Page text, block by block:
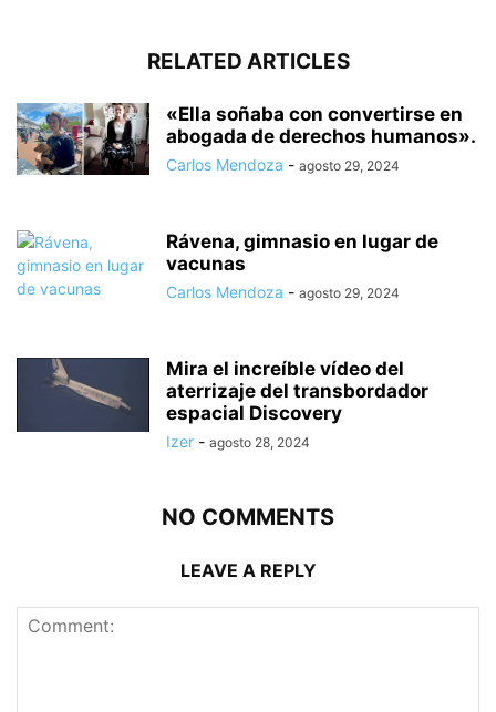
RELATED ARTICLES
«Ella soñaba con convertirse en
abogada de derechos humanos».
Carlos Mendoza - agosto 29, 2024
Rávena, gimnasio en lugar de
vacunas
Carlos Mendoza - agosto 29, 2024
Mira el increíble vídeo del
aterrizaje del transbordador
espacial Discovery
Izer - agosto 28, 2024
NO COMMENTS
LEAVE A REPLY